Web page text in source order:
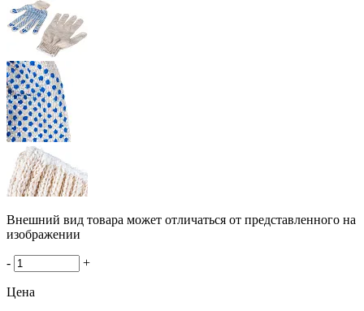
Внешний вид товара может отличаться от представленного на
изображении
- +
Цена